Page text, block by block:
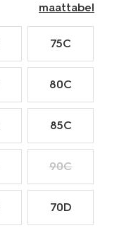
maattabel
75C
80C
85C
90C
70D